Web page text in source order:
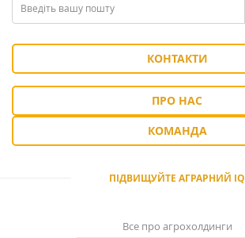
КОНТАКТИ
ПРО НАС
КОМАНДА
ПІДВИЩУЙТЕ АГРАРНИЙ IQ
Все про агрохолдинги